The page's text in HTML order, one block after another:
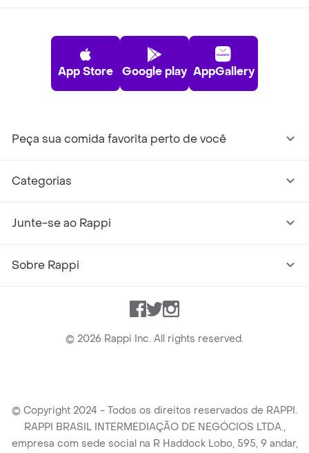
App Store Google play AppGallery
Peça sua comida favorita perto de você
Categorias
Junte-se ao Rappi
Sobre Rappi
Facebook
TwitterInstagram
© 2026 Rappi Inc. All rights reserved.
© Copyright 2024 - Todos os direitos reservados de RAPPI.
RAPPI BRASIL INTERMEDIAÇÃO DE NEGÓCIOS LTDA.,
empresa com sede social na R Haddock Lobo, 595, 9 andar,